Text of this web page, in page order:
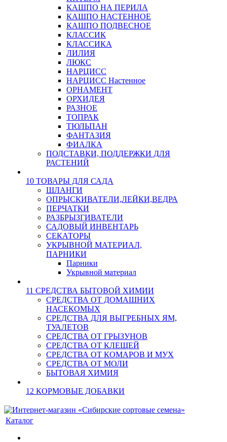
КАШПО НА ПЕРИЛА
КАШПО НАСТЕННОЕ
КАШПО ПОДВЕСНОЕ
КЛАССИК
КЛАССИКА
ЛИЛИЯ
ЛЮКС
НАРЦИСС
НАРЦИСС Настенное
ОРНАМЕНТ
ОРХИДЕЯ
РАЗНОЕ
ТОПРАК
ТЮЛЬПАН
ФАНТАЗИЯ
ФИАЛКА
ПОДСТАВКИ, ПОДДЕРЖКИ ДЛЯ
РАСТЕНИЙ
10 ТОВАРЫ ДЛЯ САДА
ШЛАНГИ
ОПРЫСКИВАТЕЛИ,ЛЕЙКИ,ВЕДРА
ПЕРЧАТКИ
РАЗБРЫЗГИВАТЕЛИ
САДОВЫЙ ИНВЕНТАРЬ
СЕКАТОРЫ
УКРЫВНОЙ МАТЕРИАЛ,
ПАРНИКИ
Парники
Укрывной материал
11 СРЕДСТВА БЫТОВОЙ ХИМИИ
СРЕДСТВА ОТ ДОМАШНИХ
НАСЕКОМЫХ
СРЕДСТВА ДЛЯ ВЫГРЕБНЫХ ЯМ,
ТУАЛЕТОВ
СРЕДСТВА ОТ ГРЫЗУНОВ
СРЕДСТВА ОТ КЛЕЩЕЙ
СРЕДСТВА ОТ КОМАРОВ И МУХ
СРЕДСТВА ОТ МОЛИ
БЫТОВАЯ ХИМИЯ
12 КОРМОВЫЕ ДОБАВКИ
Каталог